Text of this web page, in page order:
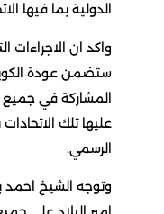
الدولية بما فيها
واكد ان الاجراءات
ستضمن عودة الكويت
المشاركة في جميع
عليها تلك
الرسمي.
وتوجه الشيخ